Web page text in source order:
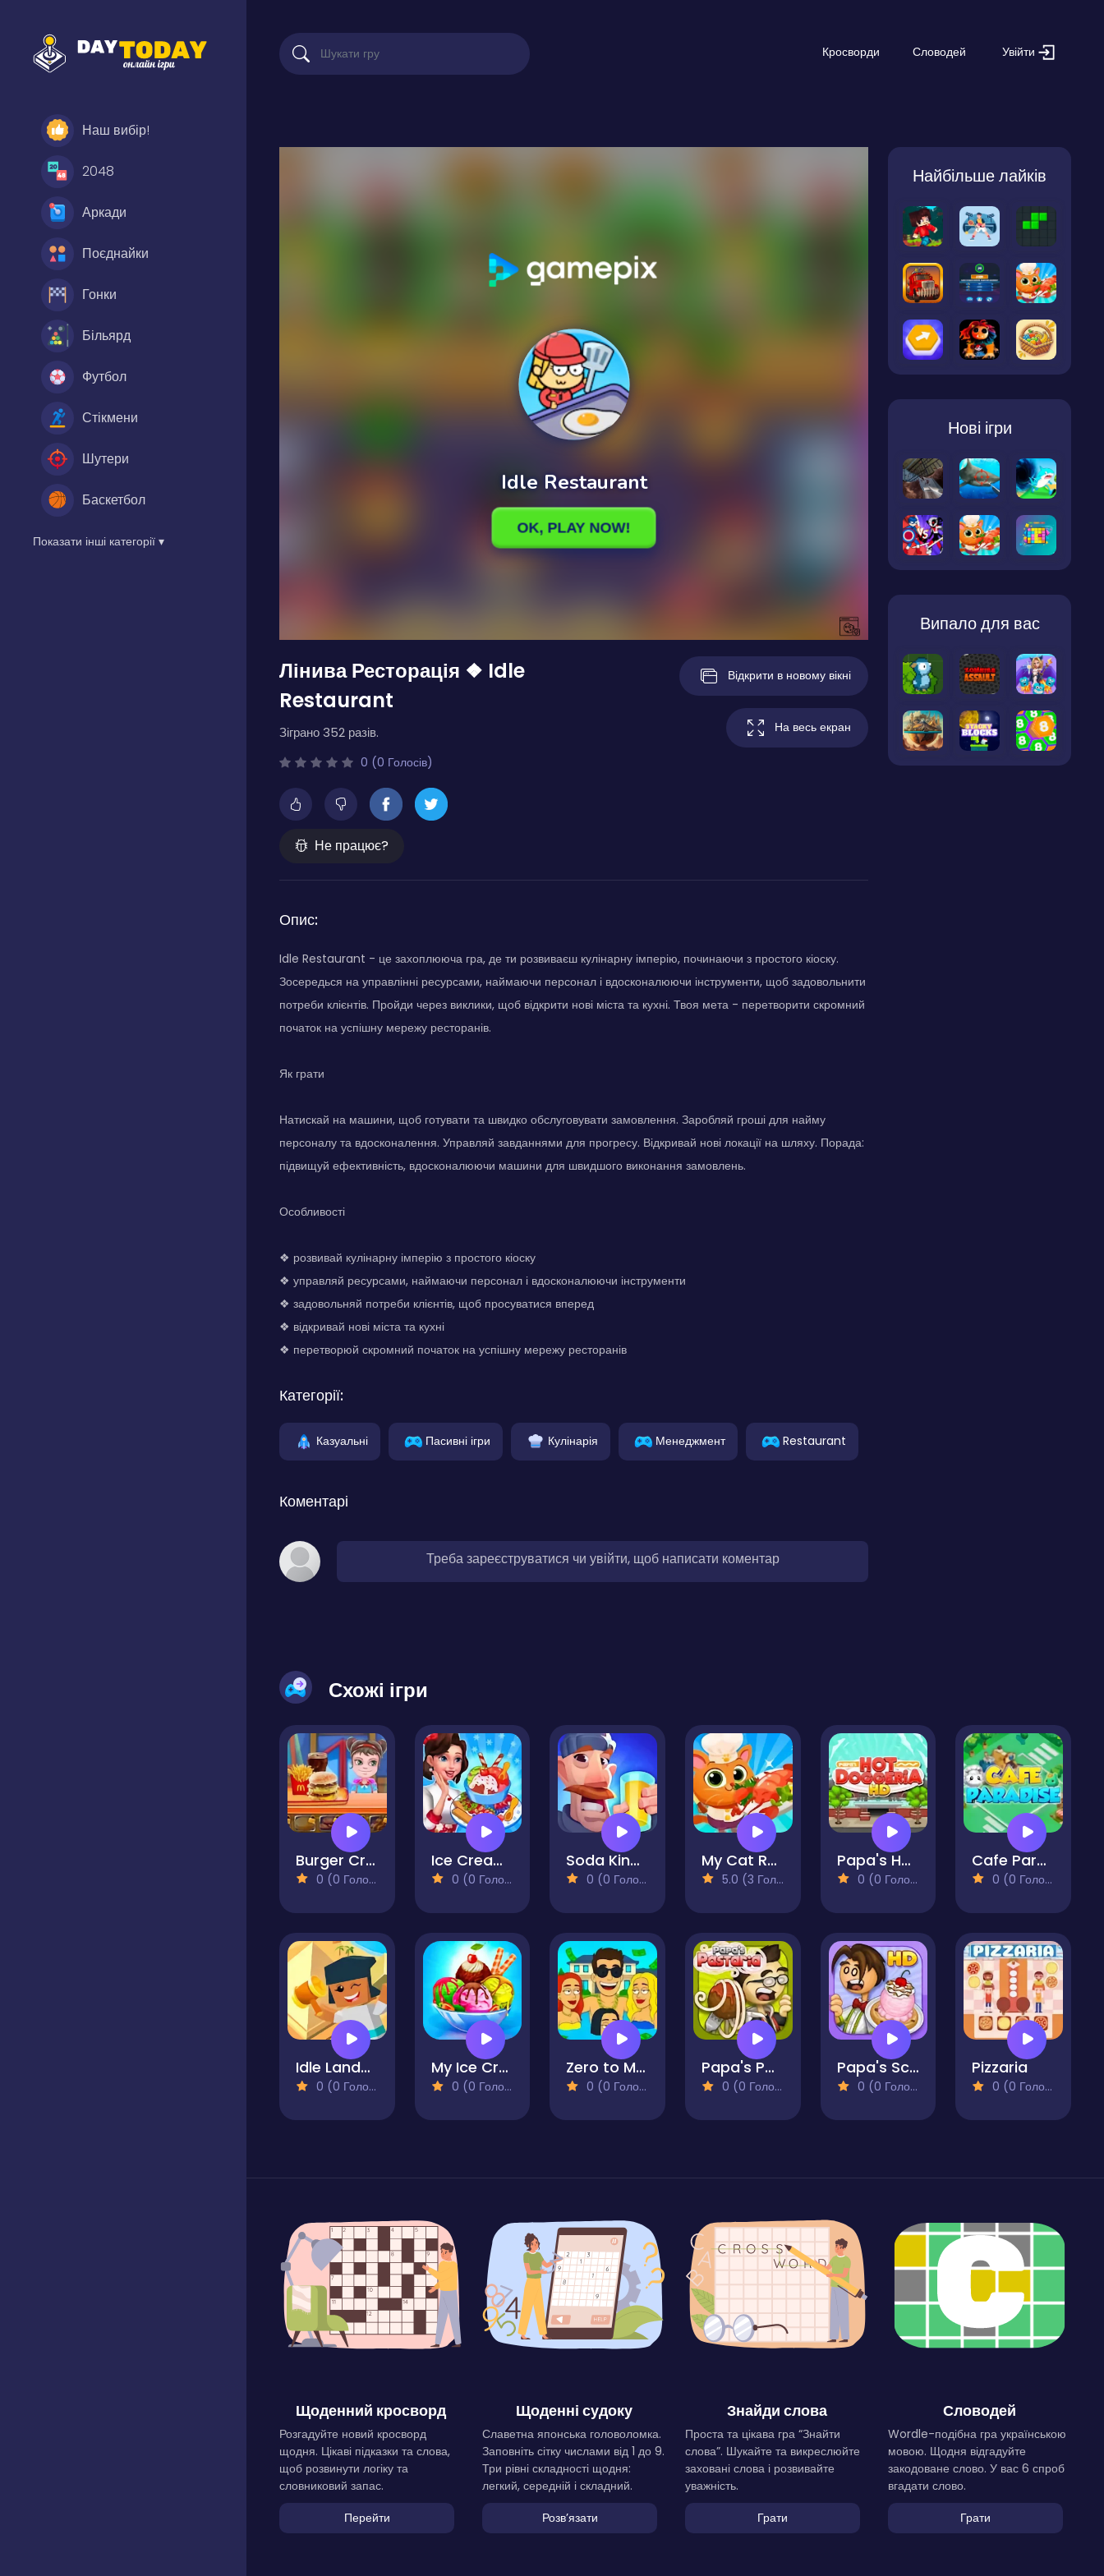
Наш вибір!
2048
Аркади
Поєднайки
Гонки
Більярд
Футбол
Стікмени
Шутери
Баскетбол
Показати інші категорії ▾
Кросворди Словодей Увійти
Лінива Ресторація ❖ Idle
Restaurant
Зіграно 352 разів.
0 (0 Голосів)
Не працює?
Відкрити в новому вікні
На весь екран
Опис:
Idle Restaurant - це захоплююча гра, де ти розвиваєш кулінарну імперію, починаючи з простого кіоску.
Зосередься на управлінні ресурсами, наймаючи персонал і вдосконалюючи інструменти, щоб задовольнити
потреби клієнтів. Пройди через виклики, щоб відкрити нові міста та кухні. Твоя мета - перетворити скромний
початок на успішну мережу ресторанів.
Як грати
Натискай на машини, щоб готувати та швидко обслуговувати замовлення. Заробляй гроші для найму
персоналу та вдосконалення. Управляй завданнями для прогресу. Відкривай нові локації на шляху. Порада:
підвищуй ефективність, вдосконалюючи машини для швидшого виконання замовлень.
Особливості
❖ розвивай кулінарну імперію з простого кіоску
❖ управляй ресурсами, наймаючи персонал і вдосконалюючи інструменти
❖ задовольняй потреби клієнтів, щоб просуватися вперед
❖ відкривай нові міста та кухні
❖ перетворюй скромний початок на успішну мережу ресторанів
Категорії:
Казуальні Пасивні ігри Кулінарія Менеджмент Restaurant
Коментарі
Треба зареєструватися чи увійти, щоб написати коментар
Найбільше лайків
Нові ігри
Випало для вас
Схожі ігри
Burger Craze: Top Burger Shop
0 (0 Голосів)
Ice Cream Fever - Cooking Game
0 (0 Голосів)
Soda King - Cooking Rush
0 (0 Голосів)
My Cat Restaurant
5.0 (3 Голосів)
Papa's Hot Doggeria
0 (0 Голосів)
Cafe Paradise
0 (0 Голосів)
Idle Landmark Builder
0 (0 Голосів)
My Ice Cream Shop
0 (0 Голосів)
Zero to Millionaire!
0 (0 Голосів)
Papa's Pastaria
0 (0 Голосів)
Papa's Scooperia
0 (0 Голосів)
Pizzaria
0 (0 Голосів)
Щоденний кросворд
Розгадуйте новий кросворд
щодня. Цікаві підказки та слова,
щоб розвинути логіку та
словниковий запас.
Перейти
Щоденні судоку
Славетна японська головоломка.
Заповніть сітку числами від 1 до 9.
Три рівні складності щодня:
легкий, середній і складний.
Розвʼязати
Знайди слова
Проста та цікава гра “Знайти
слова”. Шукайте та викреслюйте
заховані слова і розвивайте
уважність.
Грати
Словодей
Wordle-подібна гра українською
мовою. Щодня відгадуйте
закодоване слово. У вас 6 спроб
вгадати слово.
Грати